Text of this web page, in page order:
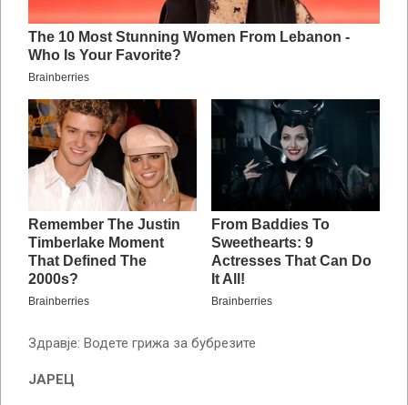
Здравје: Водете грижа за бубрезите
ЈАРЕЦ